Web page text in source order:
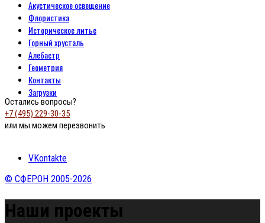
Акустическое освещение
Флористика
Историческое литье
Горный хрусталь
Алебастр
Геометрия
Контакты
Загрузки
Остались вопросы?
+7 (495) 229-30-35
или мы можем перезвонить
VKontakte
© СФЕРОН 2005-2026
Наши проекты